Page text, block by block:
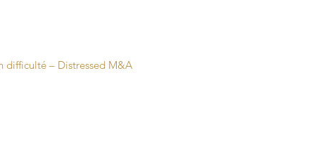
difficulté – Distressed M&A